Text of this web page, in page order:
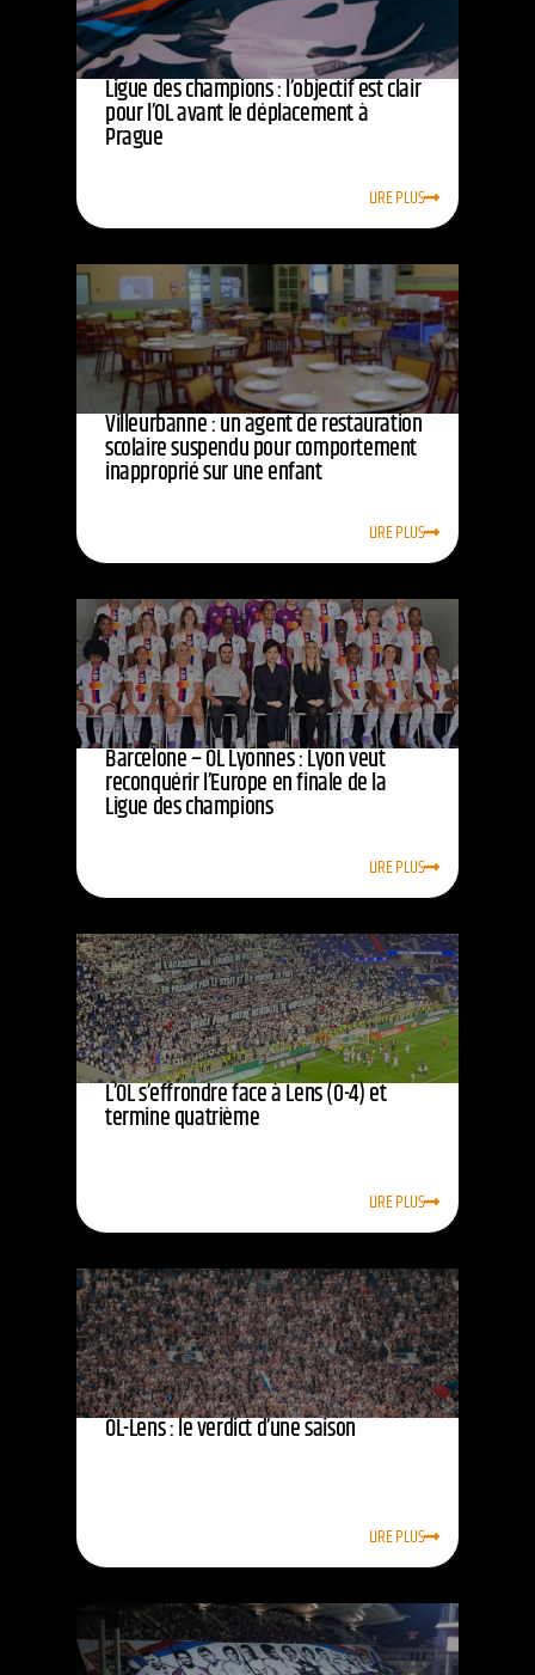
Ligue des champions : l’objectif est clair
pour l’OL avant le déplacement à
Prague
LIRE PLUS
Villeurbanne : un agent de restauration
scolaire suspendu pour comportement
inapproprié sur une enfant
LIRE PLUS
Barcelone – OL Lyonnes : Lyon veut
reconquérir l’Europe en finale de la
Ligue des champions
LIRE PLUS
L’OL s’effrondre face à Lens (0-4) et
termine quatrième
LIRE PLUS
OL-Lens : le verdict d’une saison
LIRE PLUS